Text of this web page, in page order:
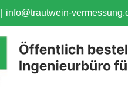
info@trautwein-